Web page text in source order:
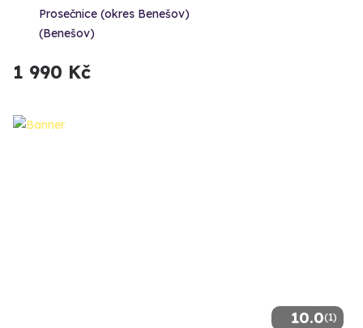
Prosečnice (okres Benešov)
(Benešov)
1 990 Kč
10.0(1)